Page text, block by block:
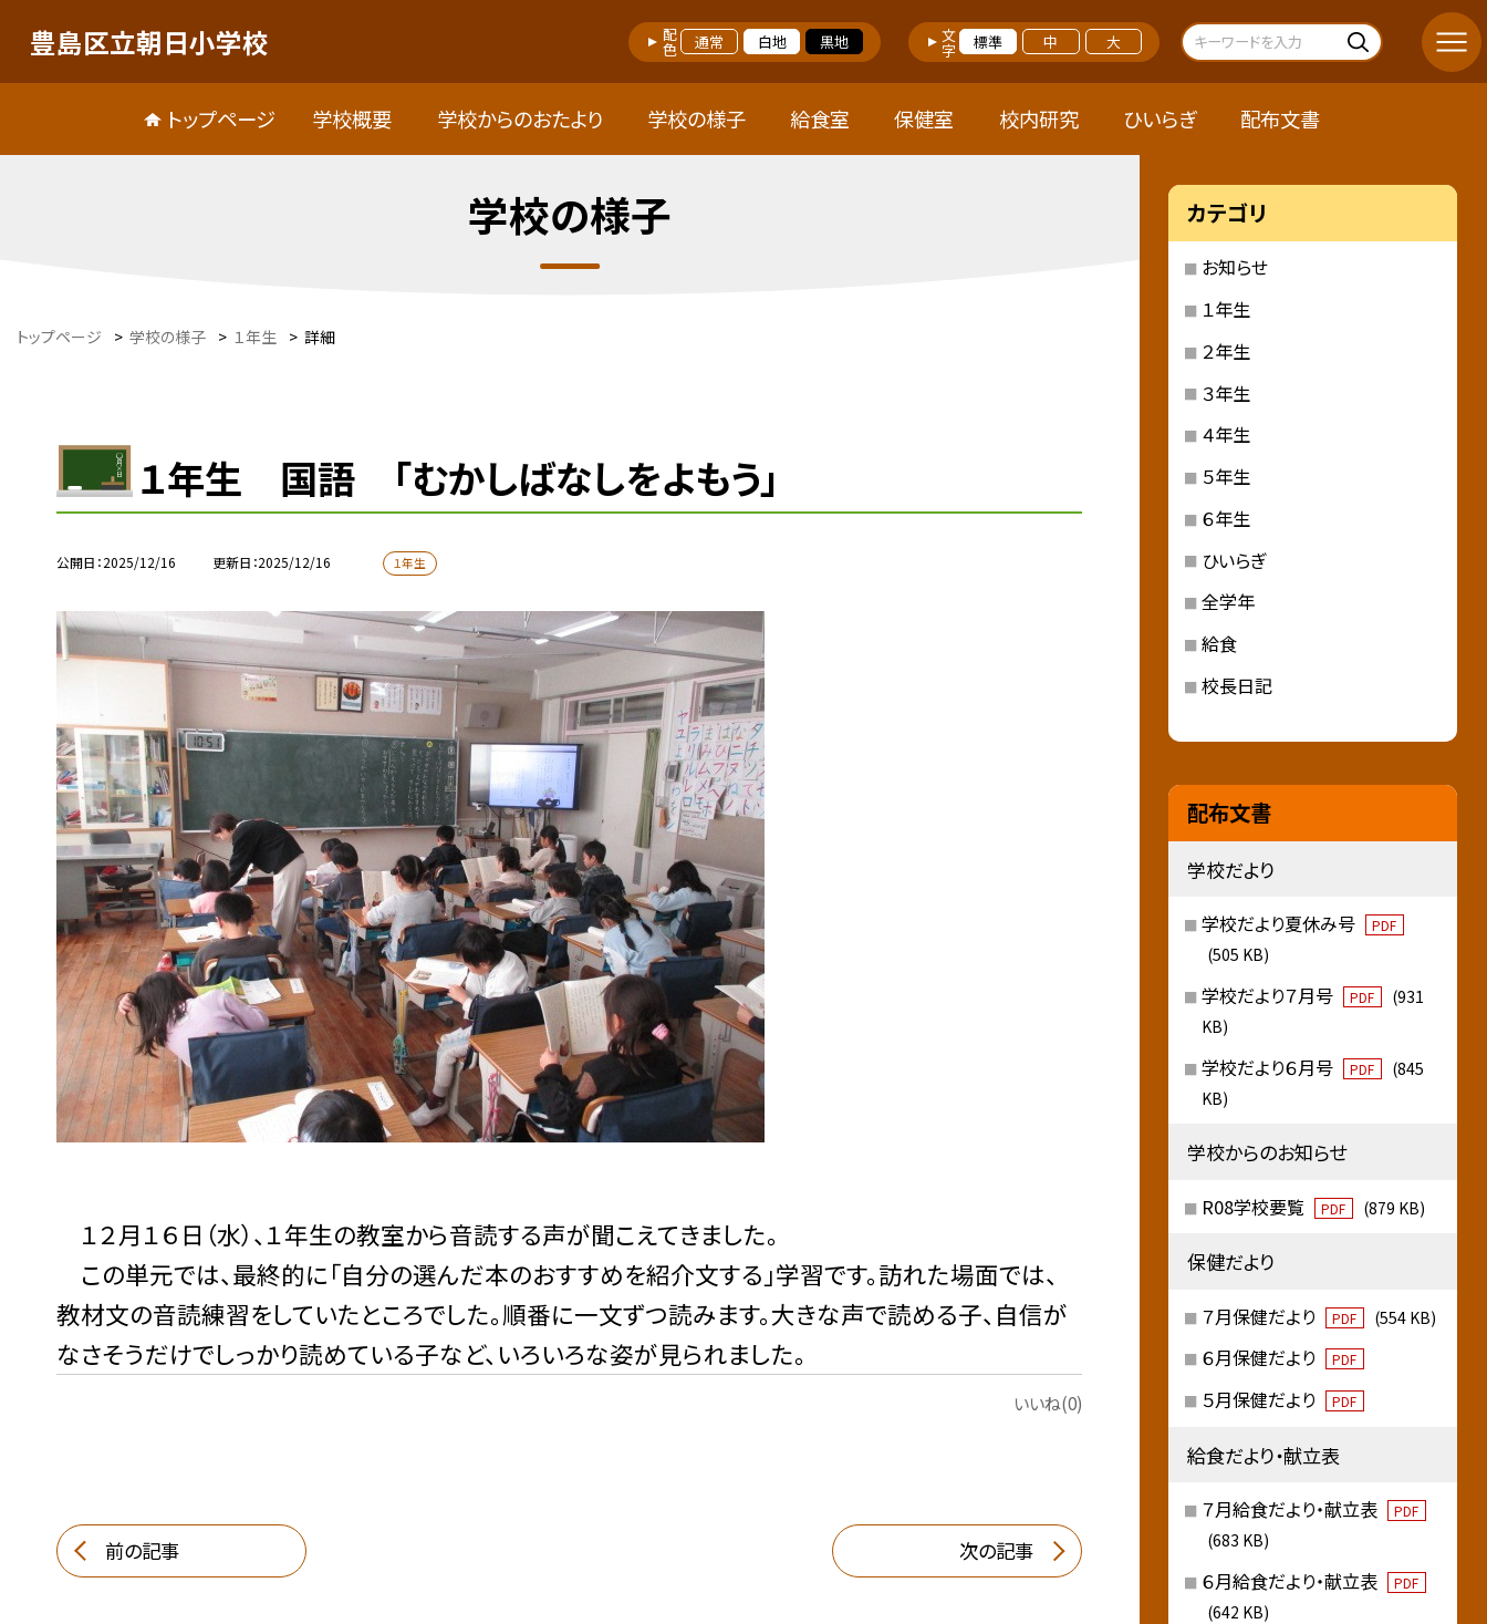
豊島区立朝日小学校 配色 通常 白地 黒地 文字 標準 中 大
トップページ 学校概要 学校からのおたより 学校の様子 給食室 保健室 校内研究 ひいらぎ 配布文書
学校の様子
トップページ > 学校の様子 > １年生 > 詳細
１年生 国語 「むかしばなしをよもう」
公開日 2025/12/16 更新日 2025/12/16 １年生
１２月１６日（水）、１年生の教室から音読する声が聞こえてきました。
この単元では、最終的に「自分の選んだ本のおすすめを紹介文する」学習です。訪れた場面では、
教材文の音読練習をしていたところでした。順番に一文ずつ読みます。大きな声で読める子、自信が
なさそうだけでしっかり読めている子など、いろいろな姿が見られました。
いいね(0)
前の記事 次の記事
カテゴリ
お知らせ
１年生
２年生
３年生
４年生
５年生
６年生
ひいらぎ
全学年
給食
校長日記
配布文書
学校だより
学校だより夏休み号 PDF
(505 KB)
学校だより７月号 PDF
(931
KB)
学校だより６月号 PDF
(845
KB)
学校からのお知らせ
R08学校要覧 PDF (879 KB)
保健だより
７月保健だより PDF (554 KB)
６月保健だより PDF
５月保健だより PDF
給食だより・献立表
７月給食だより・献立表 PDF
(683 KB)
６月給食だより・献立表 PDF
(642 KB)